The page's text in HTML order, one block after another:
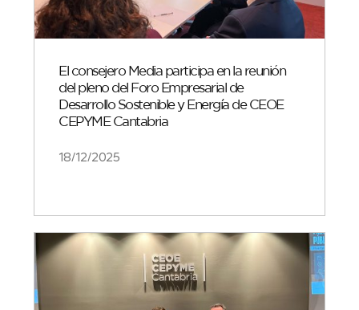
El consejero Media participa en la reunión
del pleno del Foro Empresarial de
Desarrollo Sostenible y Energía de CEOE
CEPYME Cantabria
18/12/2025